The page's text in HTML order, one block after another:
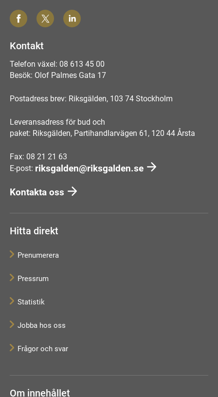
Kontakt
Telefon växel: 08 613 45 00
Besök: Olof Palmes Gata 17
Postadress brev: Riksgälden, 103 74 Stockholm
Leveransadress för bud och
paket: Riksgälden, Partihandlarvägen 61, 120 44 Årsta
Fax: 08 21 21 63
E-post: riksgalden@riksgalden.se
Kontakta oss
Hitta direkt
Prenumerera
Pressrum
Statistik
Jobba hos oss
Frågor och svar
Om innehållet